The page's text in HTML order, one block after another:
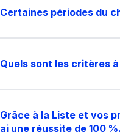
Certaines périodes du
Quels sont les critères
Grâce à la Liste et vos
ai une réussite de 100